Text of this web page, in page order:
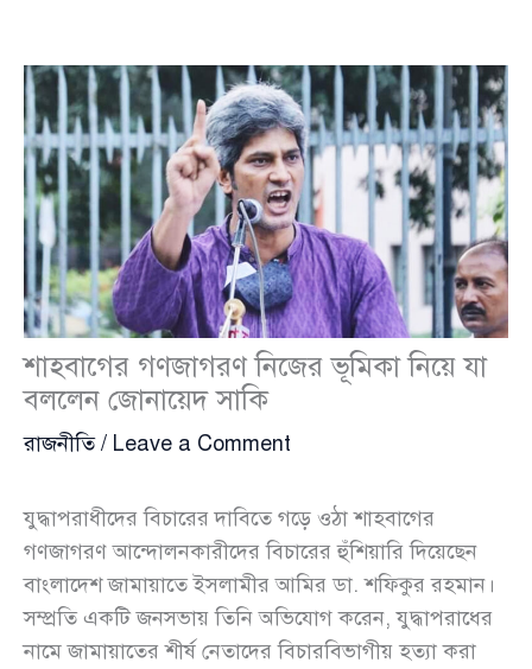
শাহবাগের গণজাগরণ নিজের ভূমিকা নিয়ে যা
বললেন জোনায়েদ সাকি
রাজনীতি/ Leave a Comment
যুদ্ধাপরাধীদের বিচারের দাবিতে গড়ে ওঠা শাহবাগের
গণজাগরণ আন্দোলনকারীদের বিচারের হুঁশিয়ারি দিয়েছেন
বাংলাদেশ জামায়াতে ইসলামীর আমির ডা. শফিকুর রহমান।
সম্প্রতি একটি জনসভায় তিনি অভিযোগ করেন, যুদ্ধাপরাধের
নামে জামায়াতের শীর্ষ নেতাদের বিচারবিভাগীয় হত্যা করা